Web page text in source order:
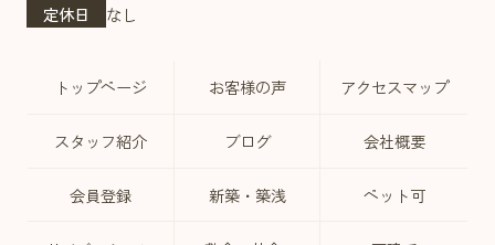
定休日
なし
トップページ お客様の声 アクセスマップ
スタッフ紹介 ブログ 会社概要
会員登録 新築・築浅 ペット可